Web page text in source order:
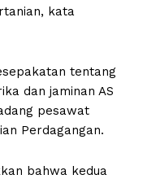
kata
tentang
dan jaminan AS
pesawat
Perdagangan.
bahwa kedua